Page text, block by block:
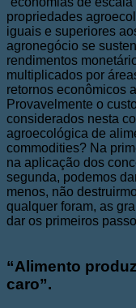
propriedades
iguais e superiores
agronegócio se
rendimentos
multiplicados por
retornos econômicos
Provavelmente o
considerados nesta
agroecológica de
commodities? Na
na aplicação dos
segunda, podemos
menos, não
qualquer foram, as
dar os primeiros
“Alimento
caro”.